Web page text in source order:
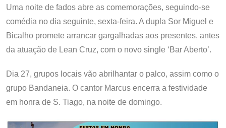
Uma noite de fados abre as comemorações, seguindo-se
comédia no dia seguinte, sexta-feira. A dupla Sor Miguel e
Bicalho promete arrancar gargalhadas aos presentes, antes
da atuação de Lean Cruz, com o novo single ‘Bar Aberto’.
Dia 27, grupos locais vão abrilhantar o palco, assim como o
grupo Bandaneia. O cantor Marcus encerra a festividade
em honra de S. Tiago, na noite de domingo.